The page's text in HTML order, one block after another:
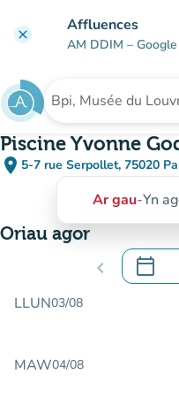
clear Affluences
AM DDIM –
Chwilio am sefydliad
Piscine Yvonne
place 5-7 rue Serpollet, 75020
(agor yn
(tab
Ar gau-Yn
Oriau agor
chevron_left calendar_today
.Agor
LLUN03/08
MAW04/08